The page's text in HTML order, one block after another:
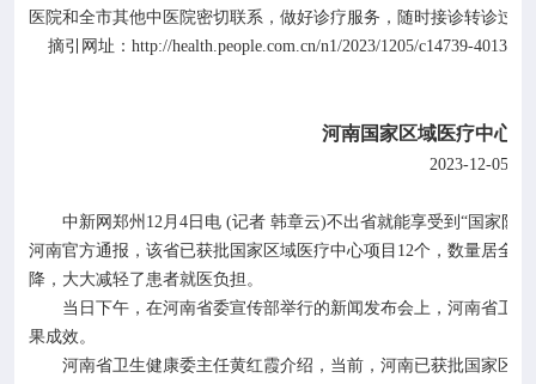
医院和全市其他中医院密切联系，做好诊疗服务，随时接诊转诊过
摘引网址： http://health.people.com.cn/n1/2023/1205/c14739-
河南国家区域医疗中心
2023-12-05
中新网郑州 12月 4日电 (记者 韩章云)不出省就能享受到“国家队”
河南官方通报，该省已获批国家区域医疗中心项目 12个，数量居全
降，大大减轻了患者就医负担。
当日下午，在河南省委宣传部举行的新闻发布会上，河南省卫
果成效。
河南省卫生健康委主任黄红霞介绍，当前，河南已获批国家区